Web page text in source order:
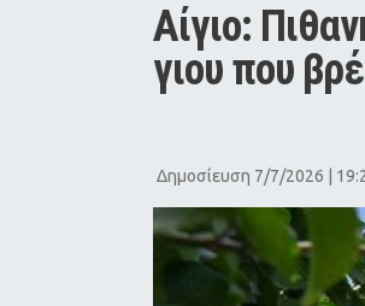
Agenda
Αίγιο:
γιου που
Δημοσίευση 7/7/2026 |